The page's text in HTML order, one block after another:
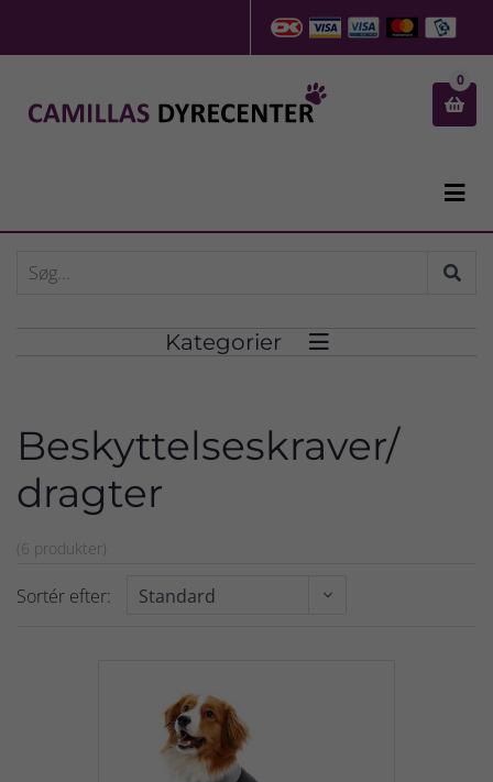

0

Kategorier 
Beskyttelseskraver/
dragter
(6 produkter)
Sortér efter: